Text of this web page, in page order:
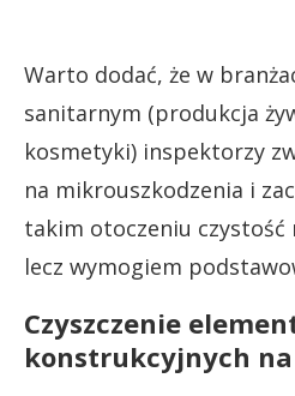
Warto dodać, że w
sanitarnym (produkcja
kosmetyki) inspektorzy
na mikrouszkodzenia i
takim otoczeniu
lecz wymogiem
Czyszczenie
konstrukcyjnych